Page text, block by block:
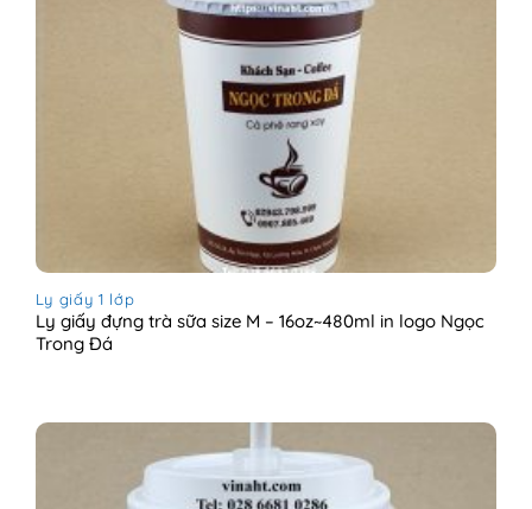
Ly giấy 1 lớp
Ly giấy đựng trà sữa size M – 16oz~480ml in logo Ngọc
Trong Đá